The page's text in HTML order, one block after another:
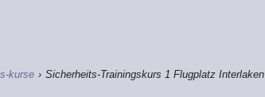
kurse › Sicherheits-Trainingskurs 1 Flugplatz Interlaken